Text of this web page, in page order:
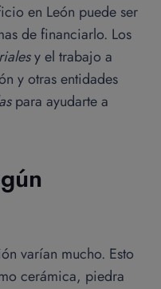
en León puede ser
de financiarlo. Los
y el trabajo a
y otras entidades
para ayudarte a
varían mucho. Esto
cerámica, piedra